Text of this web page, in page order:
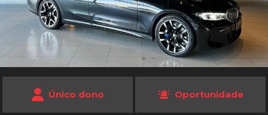
Único dono Oportunidade